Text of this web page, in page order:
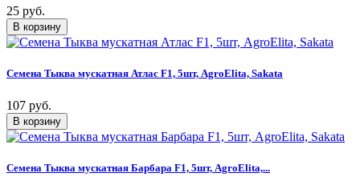
25 руб.
Семена Тыква мускатная Атлас F1, 5шт, AgroElita, Sakata
107 руб.
Семена Тыква мускатная Барбара F1, 5шт, AgroElita,...